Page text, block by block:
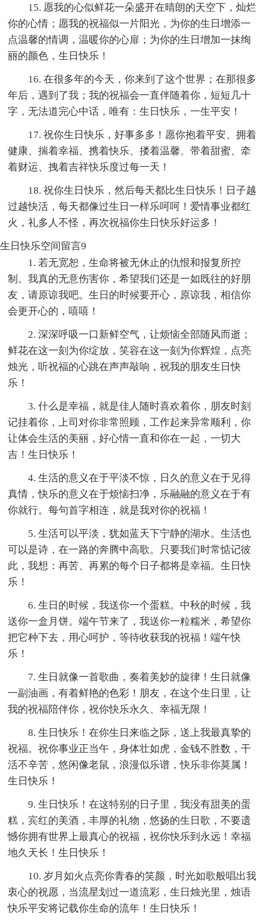
15. 愿我的心似鲜花一朵盛开在晴朗的天空下，灿烂
你的心情；愿我的祝福似一片阳光，为你的生日增添一
点温馨的情调，温暖你的心扉；为你的生日增加一抹绚
丽的颜色，生日快乐！
16. 在很多年的今天，你来到了这个世界；在那很多
年后，遇到了我；我的祝福会一直伴随着你，短短几十
字，无法道完心中话，唯有：生日快乐，一生平安！
17. 祝你生日快乐，好事多多！愿你抱着平安、拥着
健康、揣着幸福、携着快乐、搂着温馨、带着甜蜜、牵
着财运、拽着吉祥快乐度过每一天！
18. 祝你生日快乐，然后每天都比生日快乐！日子越
过越快活，每天都像过生日一样乐呵呵！爱情事业都红
火，礼多人不怪，再次祝福你生日快乐好运多！
生日快乐空间留言9
1. 若无宽恕，生命将被无休止的仇恨和报复所控
制。我真的无意伤害你，希望我们还是一如既往的好朋
友，请原谅我吧。生日的时候要开心，原谅我，相信你
会更开心的，嘻嘻！
2. 深深呼吸一口新鲜空气，让烦恼全部随风而逝；
鲜花在这一刻为你绽放，笑容在这一刻为你辉煌，点亮
烛光，听祝福的心跳在声声敲响，祝我的朋友生日快
乐！
3. 什么是幸福，就是佳人随时喜欢着你，朋友时刻
记挂着你，上司对你非常照顾，工作起来异常顺利，你
让体会生活的美丽，好心情一直和你在一起，一切大
吉！生日快乐！
4. 生活的意义在于平淡不惊，日久的意义在于见得
真情，快乐的意义在于烦恼扫净，乐融融的意义在于有
你就行。每句首字相连，就是我对你的祝福！
5. 生活可以平淡，犹如蓝天下宁静的湖水。生活也
可以是诗，在一路的奔腾中高歌。只要我们时常惦记彼
此，我想：再苦、再累的每个日子都将是幸福。生日快
乐！
6. 生日的时候，我送你一个蛋糕。中秋的时候，我
送你一盒月饼。端午节来了，我送你一粒糯米，希望你
把它种下去，用心呵护，等待收获我的祝福！端午快
乐！
7. 生日就像一首歌曲，奏着美妙的旋律！生日就像
一副油画，有着鲜艳的色彩！朋友，在这个生日里，让
我的祝福陪伴你，祝你快乐永久、幸福无限！
8. 生日快乐！在你生日来临之际，送上我最真挚的
祝福。祝你事业正当午，身体壮如虎，金钱不胜数，干
活不辛苦，悠闲像老鼠，浪漫似乐谱，快乐非你莫属！
生日快乐！
9. 生日快乐！在这特别的日子里，我没有甜美的蛋
糕，宾红的美酒，丰厚的礼物，悠扬的生日歌，不要遗
憾你拥有世界上最真心的祝福，祝你快乐到永远！幸福
地久天长！生日快乐！
10. 岁月如火点亮你青春的笑颜，时光如歌般唱出我
衷心的祝愿，当流星划过一道流彩，生日烛光里，烛语
快乐平安将记载你生命的流年！生日快乐！